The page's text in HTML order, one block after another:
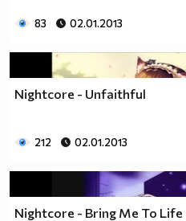
83 02.01.2013
Nightcore - Unfaithful
212 02.01.2013
Nightcore - Bring Me To Life